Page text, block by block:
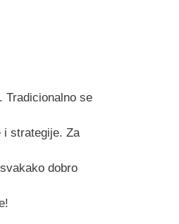
Tradicionalno se
i strategije. Za
dobro